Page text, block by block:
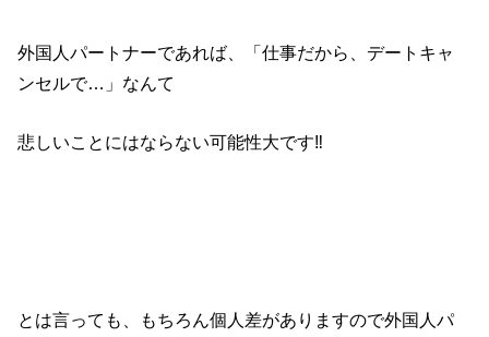
外国人パートナーであれば、「仕事だから、デートキャ
ンセルで…」なんて
悲しいことにはならない可能性大です‼
とは言っても、もちろん個人差がありますので外国人パ